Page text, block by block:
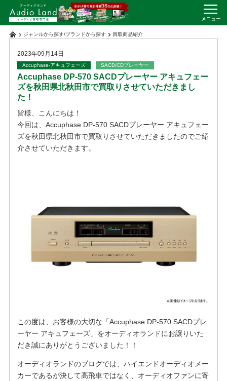
ジャンルから探す/ブランドから探す 買取商品紹介
2023年09月14日
Accuphase-アキュフェーズ SACD/CDプレーヤー
Accuphase DP-570 SACDプレーヤー アキュフェー
ズを秋田県北秋田市で買取りさせていただきまし
た！
皆様、こんにちは！
今回は、Accuphase DP-570 SACDプレーヤー アキュフェー
ズを秋田県北秋田市で買取りさせていただきましたのでご紹
介させていただきます。
この度は、お客様の大切な「Accuphase DP-570 SACDプレ
ーヤー アキュフェーズ」をオーディオランドにお譲りいた
だき誠にありがとうございました！！
オーディオランドのブログでは、ハイエンドオーディオメー
カーであるが決して高飛車ではなく、オーディオファンに寄